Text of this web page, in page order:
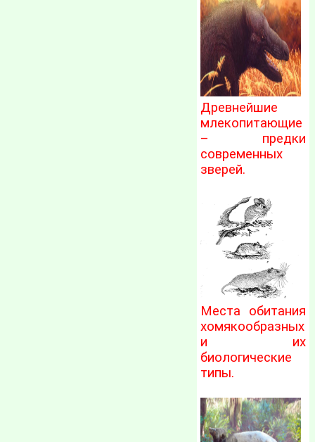
Древнейшие
млекопитающие
– предки
современных
зверей.
Места обитания
хомякообразных
и их
биологические
типы.